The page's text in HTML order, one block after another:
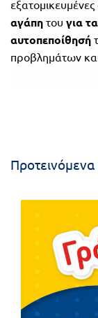
αγάπη του για
αυτοπεποίθησή
προβλημάτων
Προτεινόμενα